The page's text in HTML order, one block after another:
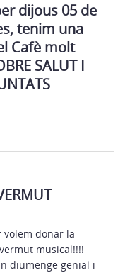
dijous 05 de
tenim una
Cafè molt
SALUT I
volem donar la
musical!!!!
diumenge genial i